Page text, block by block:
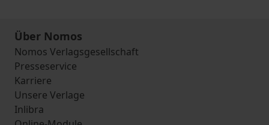
Über Nomos
Nomos Verlagsgesellschaft
Presseservice
Karriere
Unsere Verlage
Inlibra